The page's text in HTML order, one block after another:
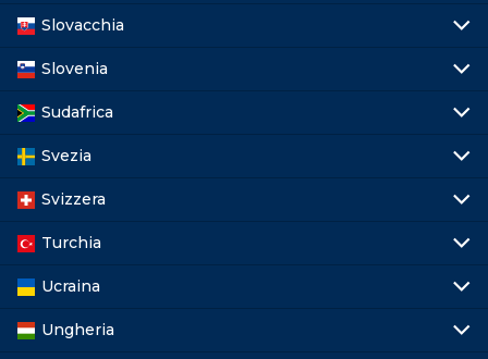
Slovacchia
Slovenia
Sudafrica
Svezia
Svizzera
Turchia
Ucraina
Ungheria